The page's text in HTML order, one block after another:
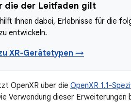
die der Leitfaden gilt
Ihnen dabei, Erlebnisse für die
entwickeln.
XR-Gerätetypen →
OpenXR über die OpenXR 1.1-
Verwendung dieser